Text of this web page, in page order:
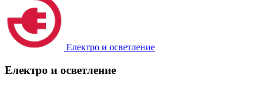
Електро и осветление
Електро и осветление